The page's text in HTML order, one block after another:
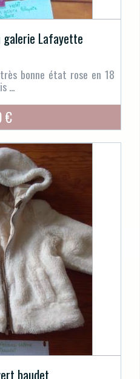
Lafayette
bonne état rose en 18
...
€
baudet